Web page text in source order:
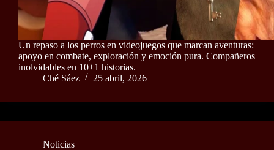
Un repaso a los perros en videojuegos que marcan aventuras:
apoyo en combate, exploración y emoción pura. Compañeros
inolvidables en 10+1 historias.
Ché Sáez
25 abril, 2026
Noticias